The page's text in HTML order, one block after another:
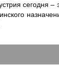
сегодня